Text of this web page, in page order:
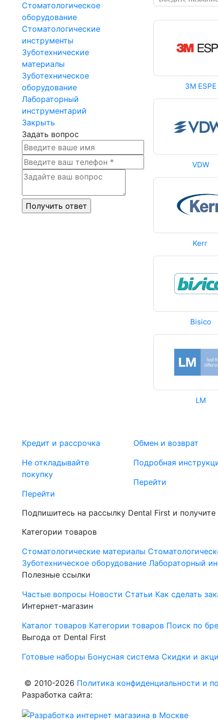
Стоматологическое
оборудование
Стоматологические
инструменты
Зуботехнические
материалы
Зуботехническое
оборудование
Лабораторный
инструментарий
Закрыть
Задать вопрос
3M ESPE
VDW
Kerr
Bisico
LM
Кредит и рассрочка
Не откладывайте
покупку
Перейти
Обмен и возврат
Подробная
Перейти
Подпишитесь на рассылку Dental First и
Категории товаров
Стоматологические материалы
Зуботехническое оборудование Лабораторный
Полезные ссылки
Частые вопросы Новости Статьи Как сделать
Интернет-магазин
Каталог товаров Категории товаров Поиск по
Выгода от Dental First
Готовые наборы Бонусная система Скидки и
© 2010-2026 Политика конфиденциальности и
Разработка сайта: